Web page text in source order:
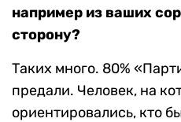
например из ваших
сторону?
Таких много. 80%
предали. Человек, на
ориентировались, кто